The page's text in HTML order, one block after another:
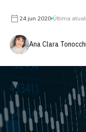
24 jun 2020 Última
Ana Clara Tonocchi